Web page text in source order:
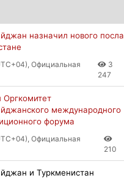
назначил нового посла
Официальная
3
247
Оргкомитет
международного
форума
Официальная
210
и Туркменистан